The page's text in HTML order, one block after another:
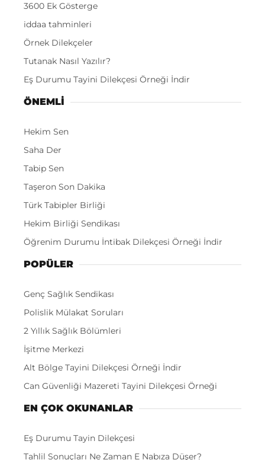
3600 Ek Gösterge
iddaa tahminleri
Örnek Dilekçeler
Tutanak Nasıl Yazılır?
Eş Durumu Tayini Dilekçesi Örneği İndir
ÖNEMLI
Hekim Sen
Saha Der
Tabip Sen
Taşeron Son Dakika
Türk Tabipler Birliği
Hekim Birliği Sendikası
Öğrenim Durumu İntibak Dilekçesi Örneği İndir
POPÜLER
Genç Sağlık Sendikası
Polislik Mülakat Soruları
2 Yıllık Sağlık Bölümleri
İşitme Merkezi
Alt Bölge Tayini Dilekçesi Örneği İndir
Can Güvenliği Mazereti Tayini Dilekçesi Örneği
EN ÇOK OKUNANLAR
Eş Durumu Tayin Dilekçesi
Tahlil Sonuçları Ne Zaman E Nabıza Düşer?